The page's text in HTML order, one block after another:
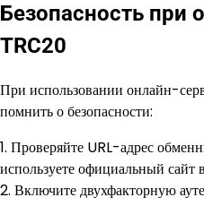
Безопасность при
TRC20
При использовании онлайн-
помнить о безопасности:
1. Проверяйте URL-адрес
используете официальный
2. Включите двухфакторную